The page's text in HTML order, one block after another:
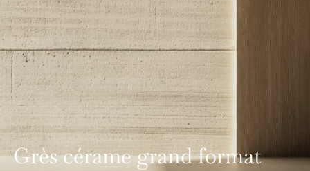
Grès cérame grand format